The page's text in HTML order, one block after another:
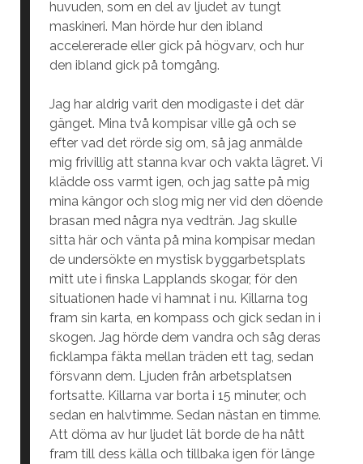
huvuden, som en del av ljudet av tungt
maskineri. Man hörde hur den ibland
accelererade eller gick på högvarv, och hur
den ibland gick på tomgång.
Jag har aldrig varit den modigaste i det där
gänget. Mina två kompisar ville gå och se
efter vad det rörde sig om, så jag anmälde
mig frivillig att stanna kvar och vakta lägret. Vi
klädde oss varmt igen, och jag satte på mig
mina kängor och slog mig ner vid den döende
brasan med några nya vedträn. Jag skulle
sitta här och vänta på mina kompisar medan
de undersökte en mystisk byggarbetsplats
mitt ute i finska Lapplands skogar, för den
situationen hade vi hamnat i nu. Killarna tog
fram sin karta, en kompass och gick sedan in i
skogen. Jag hörde dem vandra och såg deras
ficklampa fäkta mellan träden ett tag, sedan
försvann dem. Ljuden från arbetsplatsen
fortsatte. Killarna var borta i 15 minuter, och
sedan en halvtimme. Sedan nästan en timme.
Att döma av hur ljudet lät borde de ha nått
fram till dess källa och tillbaka igen för länge